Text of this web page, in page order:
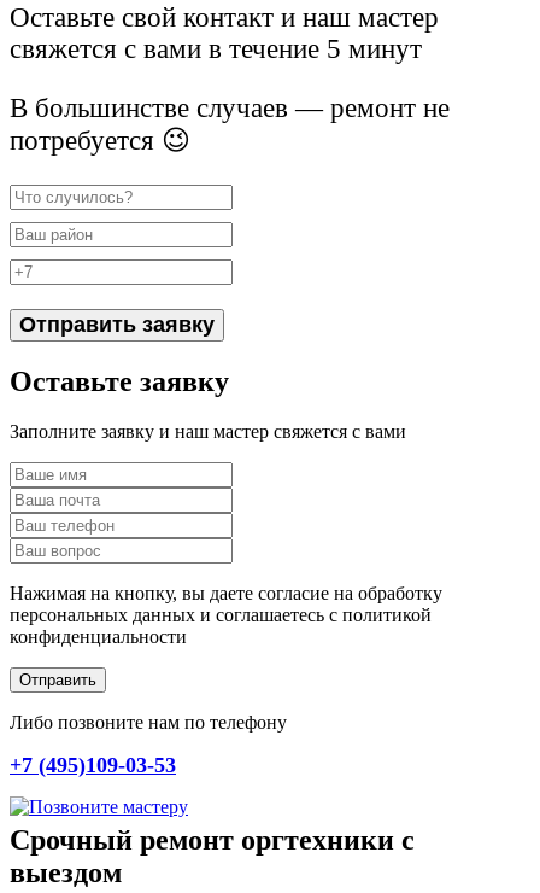
Оставьте свой контакт и наш мастер
свяжется с вами в течение 5 минут
В большинстве случаев — ремонт не
потребуется 😉
Отправить заявку
Оставьте заявку
Заполните заявку и наш мастер свяжется с вами
Нажимая на кнопку, вы даете согласие на обработку
персональных данных и соглашаетесь c политикой
конфиденциальности
Отправить
Либо позвоните нам по телефону
+7 (495)109-03-53
Срочный ремонт оргтехники с
выездом